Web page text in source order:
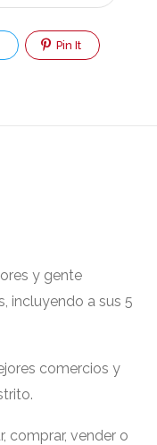
Pin It
y gente
incluyendo a sus 5
comercios y
comprar, vender o